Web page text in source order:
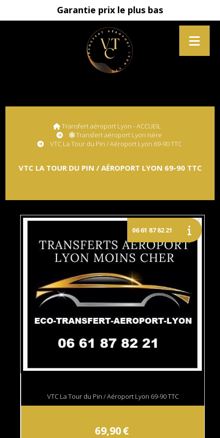
Garantie prix le plus bas
Transfert aéroport Lyon - ACCUEIL
Transfert aéroport Lyon Isère
VTC La Tour du Pin / Aéroport Lyon 69-90 TTC
VTC LA TOUR DU PIN / AÉROPORT LYON 69-90 TTC
VTC La Tour du Pin / Aéroport Lyon 69-90 TTC
69,90€